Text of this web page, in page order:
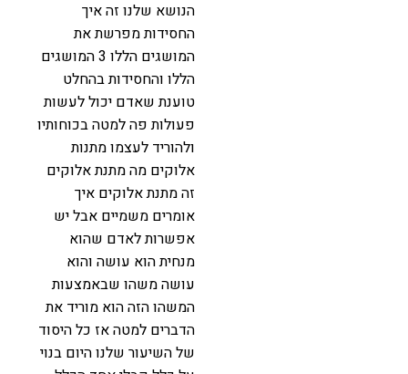
הנושא שלנו זה איך
החסידות מפרשת את
המושגים הללו 3 המושגים
הללו והחסידות בהחלט
טוענת שאדם יכול לעשות
פעולות פה למטה בכוחותיו
ולהוריד לעצמו מתנות
אלוקים מה מתנת אלוקים
זה מתנת אלוקים איך
אומרים משמיים אבל יש
אפשרות לאדם שהוא
מנחית הוא עושה והוא
עושה משהו שבאמצעות
המשהו הזה הוא מוריד את
הדברים למטה אז כל היסוד
של השיעור שלנו היום בנוי